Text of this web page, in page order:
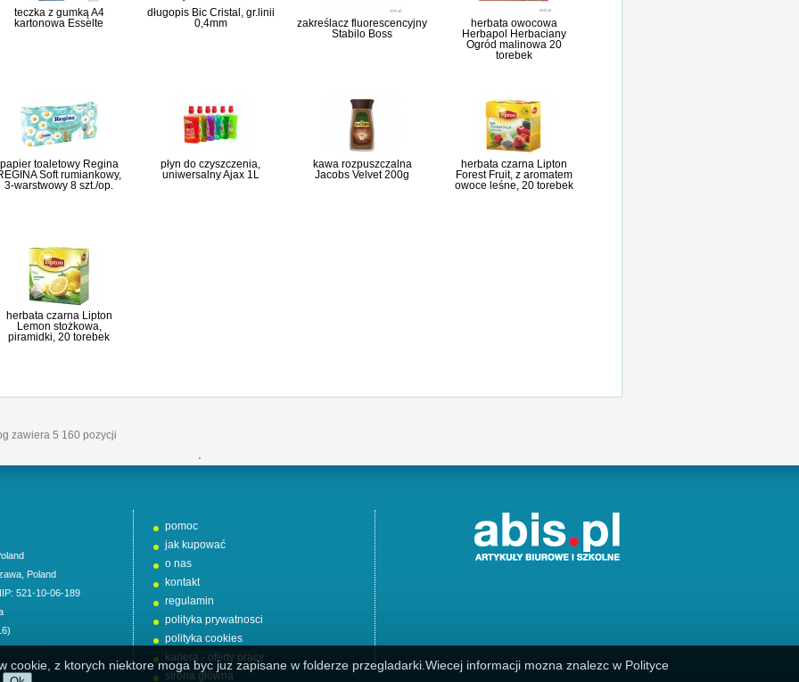
teczka z gumką A4
kartonowa Esselte
długopis Bic Cristal, gr.linii
0,4mm
zakreślacz fluorescencyjny
Stabilo Boss
herbata owocowa
Herbapol Herbaciany
Ogród malinowa 20
torebek
papier toaletowy Regina
Soft rumiankowy,
3-warstwowy 8 szt./op.
płyn do czyszczenia,
uniwersalny Ajax 1L
kawa rozpuszczalna
Jacobs Velvet 200g
herbata czarna Lipton
Forest Fruit, z aromatem
owoce leśne, 20 torebek
herbata czarna Lipton
Lemon stożkowa,
piramidki, 20 torebek
zawiera 5 160 pozycji
'
Poland
521-10-06-189
pomoc
jak kupować
o nas
kontakt
regulamin
polityka prywatnosci
polityka cookies
kariera - oferty pracy
strona główna
cookie, z ktorych niektore moga byc juz zapisane w folderze przegladarki.Wiecej informacji mozna znalezc w Polityce